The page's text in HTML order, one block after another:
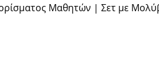
Μαθητών | Σετ με